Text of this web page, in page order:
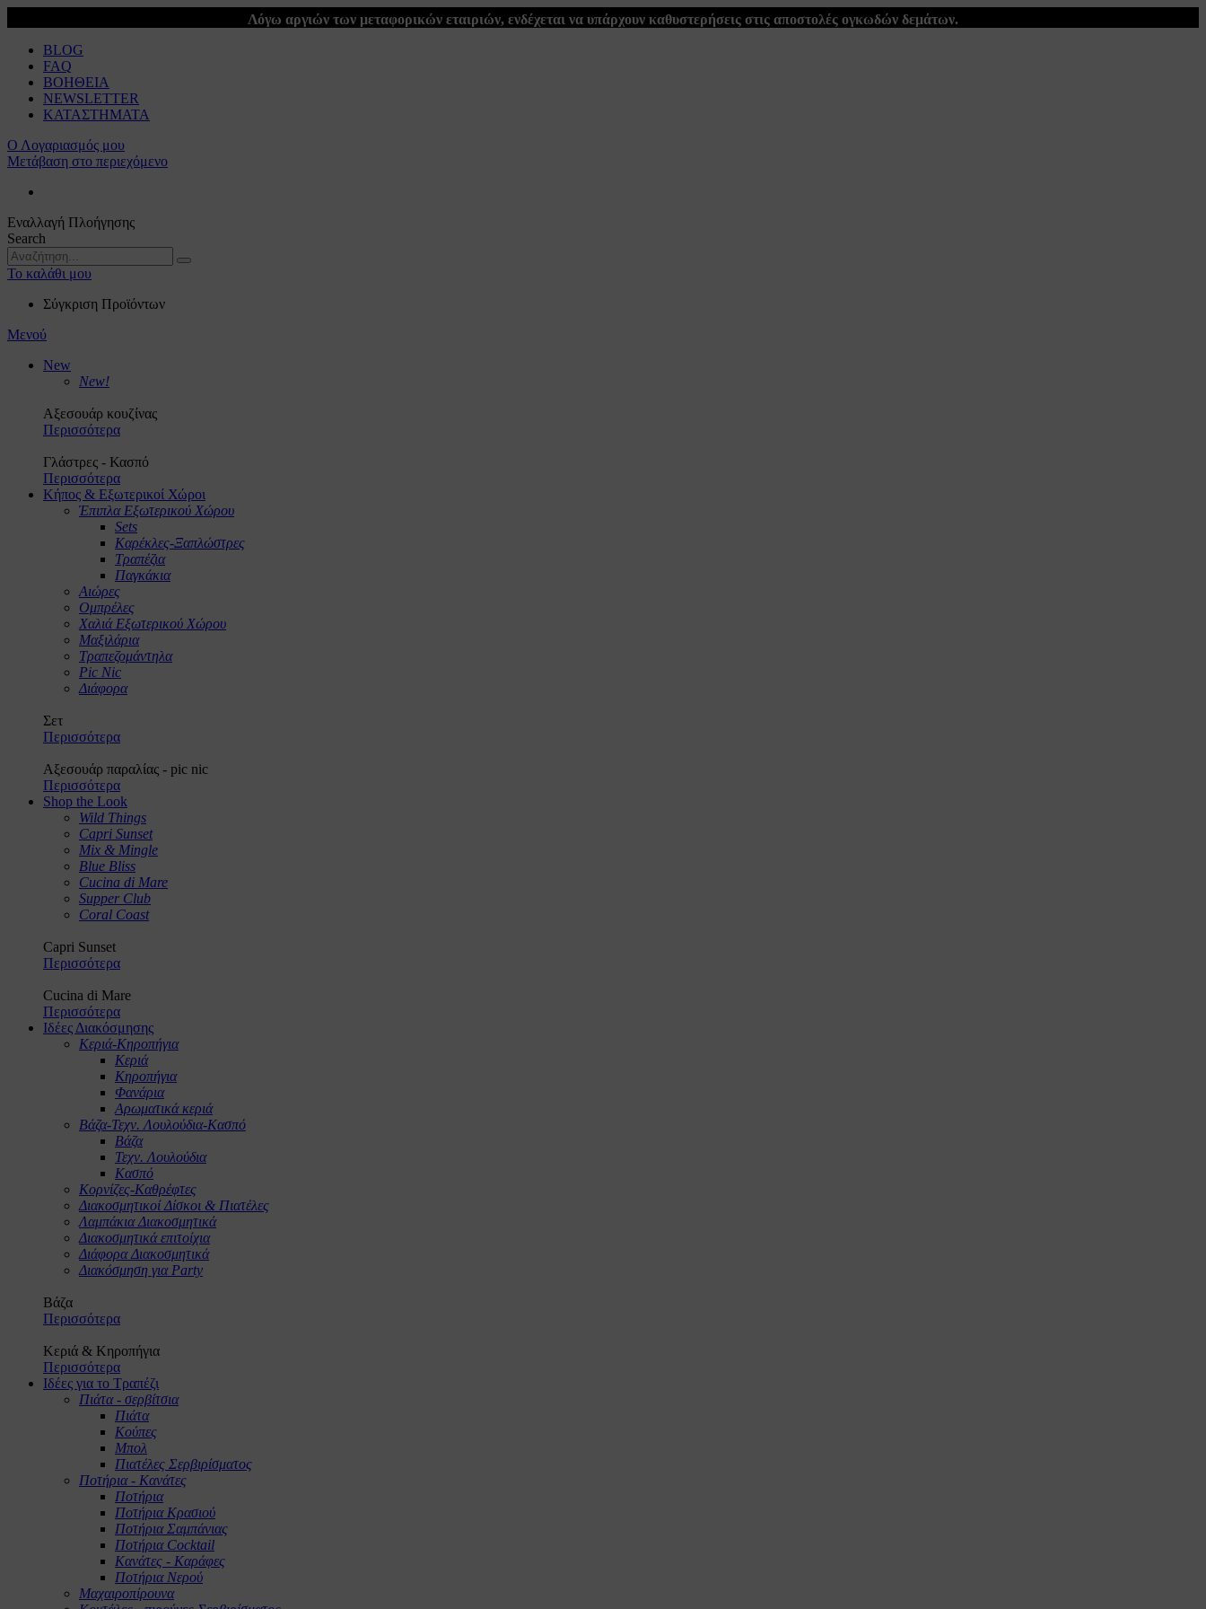
Λόγω αργιών των μεταφορικών εταιριών, ενδέχεται να υπάρχουν καθυστερήσεις στις αποστολές ογκωδών δεμάτων.
BLOG
FAQ
ΒΟΗΘΕΙΑ
NEWSLETTER
ΚΑΤΑΣΤΗΜΑΤΑ
Ο Λογαριασμός μου
Μετάβαση στο περιεχόμενο
Εναλλαγή Πλοήγησης
Search
Το καλάθι μου
Σύγκριση Προϊόντων
Μενού
New
New!
Αξεσουάρ κουζίνας
Περισσότερα
Γλάστρες - Κασπό
Περισσότερα
Κήπος & Εξωτερικοί Χώροι
Έπιπλα Εξωτερικού Χώρου
Sets
Καρέκλες-Ξαπλώστρες
Τραπέζια
Παγκάκια
Αιώρες
Ομπρέλες
Χαλιά Εξωτερικού Χώρου
Μαξιλάρια
Τραπεζομάντηλα
Pic Nic
Διάφορα
Σετ
Περισσότερα
Αξεσουάρ παραλίας - pic nic
Περισσότερα
Shop the Look
Wild Things
Capri Sunset
Mix & Mingle
Blue Bliss
Cucina di Mare
Supper Club
Coral Coast
Capri Sunset
Περισσότερα
Cucina di Mare
Περισσότερα
Ιδέες Διακόσμησης
Κεριά-Κηροπήγια
Κεριά
Κηροπήγια
Φανάρια
Αρωματικά κεριά
Βάζα-Τεχν. Λουλούδια-Κασπό
Βάζα
Τεχν. Λουλούδια
Κασπό
Κορνίζες-Καθρέφτες
Διακοσμητικοί Δίσκοι & Πιατέλες
Λαμπάκια Διακοσμητικά
Διακοσμητικά επιτοίχια
Διάφορα Διακοσμητικά
Διακόσμηση για Party
Βάζα
Περισσότερα
Κεριά & Κηροπήγια
Περισσότερα
Ιδέες για το Τραπέζι
Πιάτα - σερβίτσια
Πιάτα
Κούπες
Μπολ
Πιατέλες Σερβιρίσματος
Ποτήρια - Κανάτες
Ποτήρια
Ποτήρια Κρασιού
Ποτήρια Σαμπάνιας
Ποτήρια Cocktail
Κανάτες - Καράφες
Ποτήρια Νερού
Μαχαιροπίρουνα